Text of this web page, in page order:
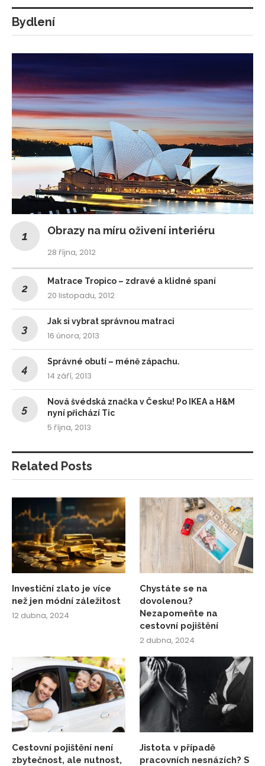
Bydlení
Obrazy na míru oživení interiéru
28 října, 2012
Matrace Tropico – zdravé a klidné spaní
20 listopadu, 2012
Jak si vybrat správnou matraci
16 února, 2013
Správné obutí – méně zápachu.
14 září, 2013
Nová švédská značka v Česku! Po IKEA a H&M
nyní přichází Tic
5 října, 2013
Related Posts
Investiční zlato je více
než jen módní záležitost
12 dubna, 2024
Chystáte se na
dovolenou?
Nezapomeňte na
cestovní pojištění
2 dubna, 2024
Cestovní pojištění není
zbytečnost, ale nutnost,
Jistota v případě
pracovních nesnázích? S